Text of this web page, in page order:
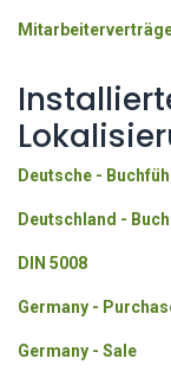
Deutsche -
Deutschland -
DIN 5008
Germany -
Germany - Sale